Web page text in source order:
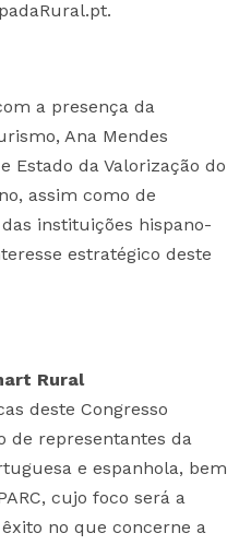
a presença da
Ana Mendes
Estado da Valorização do
assim como de
instituições hispano-
estratégico deste
Rural
deste Congresso
de representantes da
e espanhola, bem
cujo foco será a
no que concerne a